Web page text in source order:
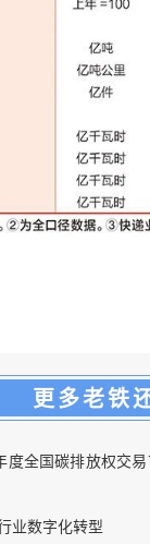
更多老铁
度全国碳排放权交
业数字化转型